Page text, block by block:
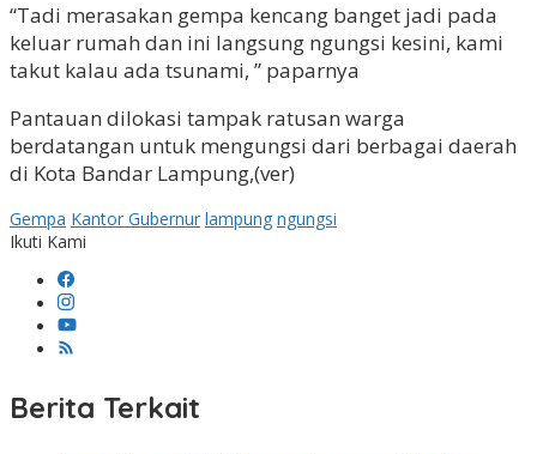
“Tadi merasakan gempa kencang banget jadi pada
keluar rumah dan ini langsung ngungsi kesini, kami
takut kalau ada tsunami, ” paparnya
Pantauan dilokasi tampak ratusan warga
berdatangan untuk mengungsi dari berbagai daerah
di Kota Bandar Lampung,(ver)
Gempa Kantor Gubernur lampung ngungsi
Ikuti Kami
Berita Terkait